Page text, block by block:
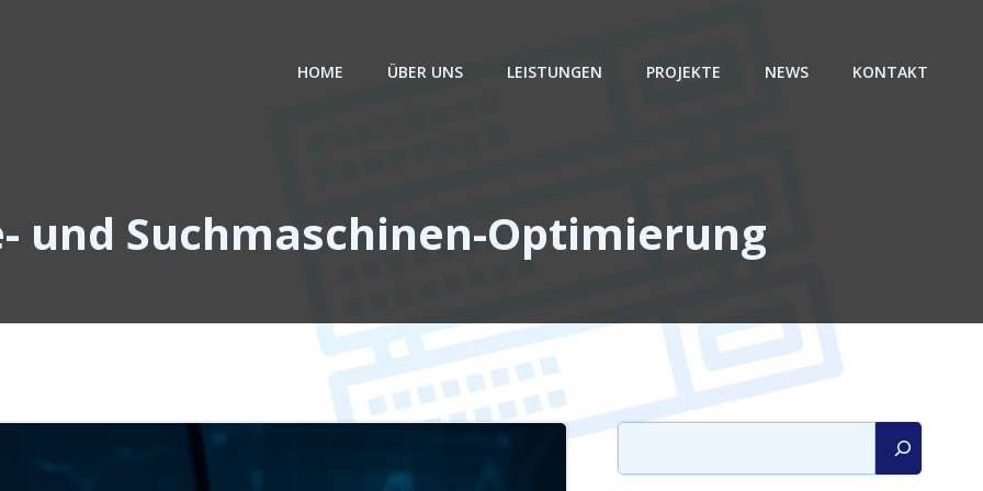
HOME ÜBER UNS LEISTUNGEN PROJEKTE NEWS KONTAKT
und Suchmaschinen-Optimierung
Suchen